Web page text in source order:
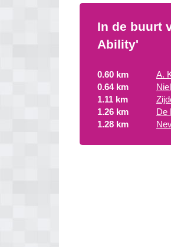
In de buurt
Ability'
0.60 km
A.
0.64 km
1.11 km
1.26 km
De
1.28 km